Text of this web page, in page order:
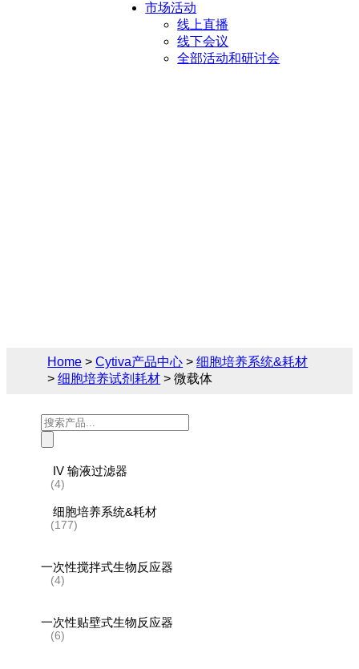
市场活动
线上直播
线下会议
全部活动和研讨会
Home >Cytiva产品中心 >细胞培养系统&耗材
>细胞培养试剂耗材 > 微载体
Products
search
IV 输液过滤器
(4)
细胞培养系统&耗材
(177)
一次性搅拌式生物反应器
(4)
一次性贴壁式生物反应器
(6)